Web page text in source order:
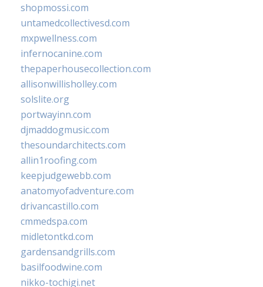
shopmossi.com
untamedcollectivesd.com
mxpwellness.com
infernocanine.com
thepaperhousecollection.com
allisonwillisholley.com
solslite.org
portwayinn.com
djmaddogmusic.com
thesoundarchitects.com
allin1roofing.com
keepjudgewebb.com
anatomyofadventure.com
drivancastillo.com
cmmedspa.com
midletontkd.com
gardensandgrills.com
basilfoodwine.com
nikko-tochigi.net